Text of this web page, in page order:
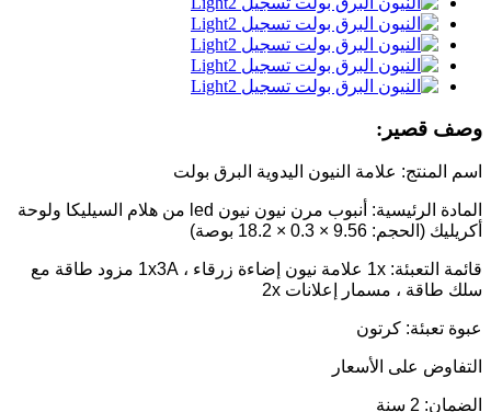
وصف قصير:
اسم المنتج: علامة النيون اليدوية البرق بولت
المادة الرئيسية: أنبوب مرن نيون نيون led من هلام السيليكا ولوحة
أكريليك (الحجم: 9.56 × 0.3 × 18.2 بوصة)
قائمة التعبئة: 1x علامة نيون إضاءة زرقاء ، 1x3A مزود طاقة مع
سلك طاقة ، مسمار إعلانات 2x
عبوة تعبئة: كرتون
التفاوض على الأسعار
الضمان: 2 سنة